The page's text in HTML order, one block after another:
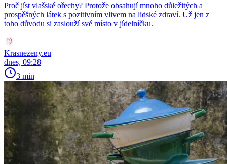
Proč jíst vlašské ořechy? Protože obsahují mnoho důležitých a
prospěšných látek s pozitivním vlivem na lidské zdraví. Už jen z
toho důvodu si zaslouží své místo v jídelníčku.
Krasnezeny.eu
dnes, 09:28
3 min